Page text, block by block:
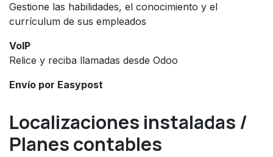
Gestione las habilidades, el conocimiento y el
currículum de sus empleados
VoIP
Relice y reciba llamadas desde Odoo
Envío por Easypost
Localizaciones instaladas /
Planes contables